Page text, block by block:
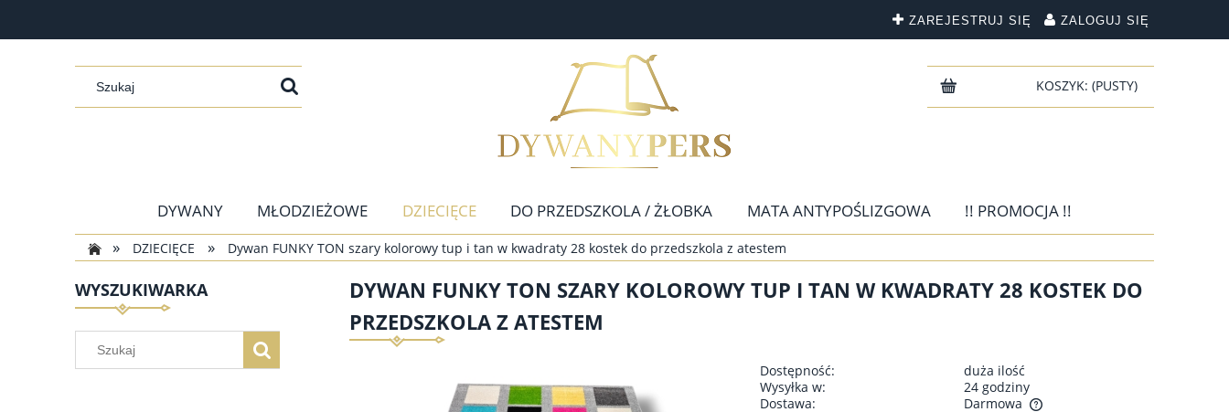
ZAREJESTRUJ SIĘ ZALOGUJ SIĘ
KOSZYK: (PUSTY)
DYWANY MŁODZIEŻOWE DZIECIĘCE DO PRZEDSZKOLA / ŻŁOBKA MATA ANTYPOŚLIZGOWA !! PROMOCJA !!
CHODNIKI NOWOŚCI KONTAKT
» DZIECIĘCE » Dywan FUNKY TON szary kolorowy tup i tan w kwadraty 28 kostek do przedszkola z atestem
WYSZUKIWARKA
DYWAN FUNKY TON SZARY KOLOROWY TUP I TAN W KWADRATY 28 KOSTEK DO
PRZEDSZKOLA Z ATESTEM
Dostępność:
duża ilość
Wysyłka w:
24 godziny
Dostawa:
Darmowa